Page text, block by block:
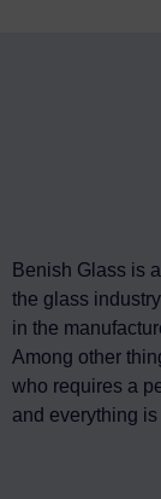
Benish Glass is
the glass
in the
Among other
who requires a
and everything